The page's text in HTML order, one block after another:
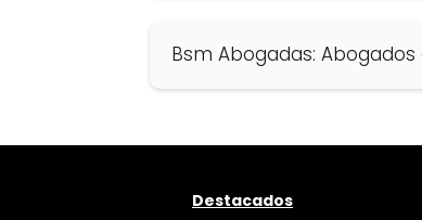
Bsm Abogadas:
Destacados